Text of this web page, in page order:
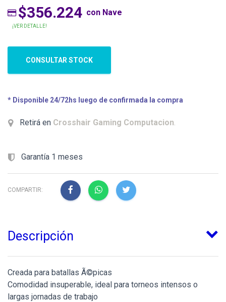
$356.224 con Nave
¡VER DETALLE!
CONSULTAR STOCK
* Disponible 24/72hs luego de confirmada la compra
Retirá en Crosshair Gaming Computacion
Garantía 1 meses
COMPARTIR:
Descripción
Creada para batallas Ã©picas
Comodidad insuperable, ideal para torneos intensos o
largas jornadas de trabajo